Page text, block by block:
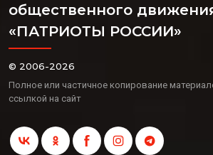
общественного
«ПАТРИОТЫ РОССИИ»
© 2006-2026
Полное или частичное копирование
ссылкой на сайт